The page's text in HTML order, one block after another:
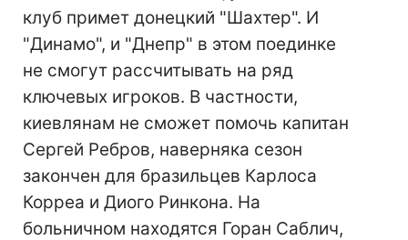
клуб примет донецкий "Шахтер". И
"Динамо", и "Днепр" в этом поединке
не смогут рассчитывать на ряд
ключевых игроков. В частности,
киевлянам не сможет помочь капитан
Сергей Ребров, наверняка сезон
закончен для бразильцев Карлоса
Корреа и Диого Ринкона. На
больничном находятся Горан Саблич,